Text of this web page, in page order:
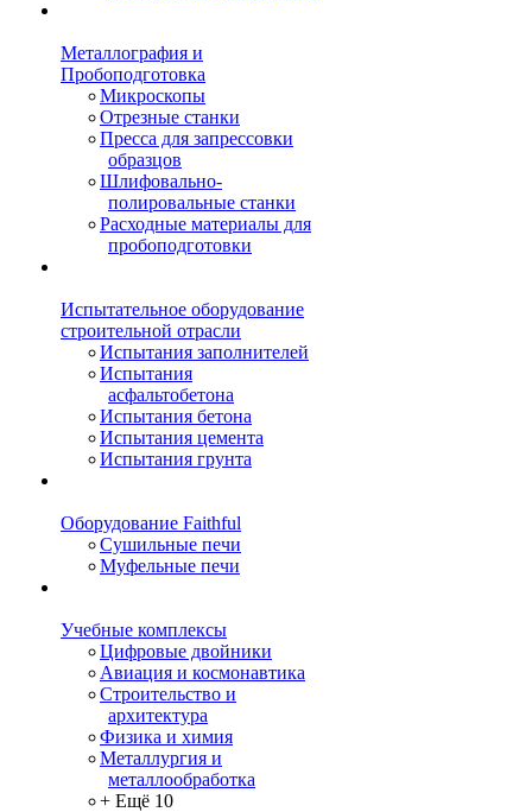
Металлография и
Пробоподготовка
Микроскопы
Отрезные станки
Пресса для запрессовки
образцов
Шлифовально-
полировальные станки
Расходные материалы для
пробоподготовки
Испытательное оборудование
строительной отрасли
Испытания заполнителей
Испытания
асфальтобетона
Испытания бетона
Испытания цемента
Испытания грунта
Оборудование Faithful
Сушильные печи
Муфельные печи
Учебные комплексы
Цифровые двойники
Авиация и космонавтика
Строительство и
архитектура
Физика и химия
Металлургия и
металлообработка
+ Ещё 10